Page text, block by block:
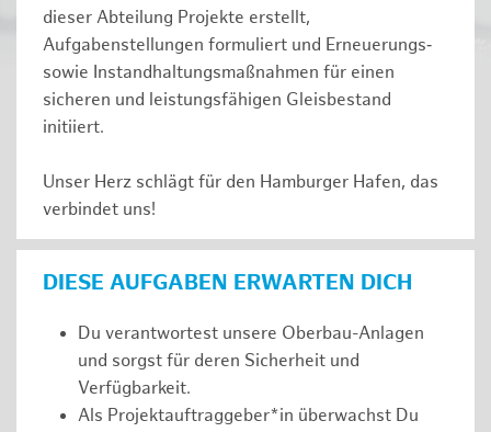
dieser Abteilung Projekte erstellt,
Aufgabenstellungen formuliert und Erneuerungs‑
sowie Instandhaltungsmaßnahmen für einen
sicheren und leistungsfähigen Gleisbestand
initiiert.
Unser Herz schlägt für den Hamburger Hafen, das
verbindet uns!
DIESE AUFGABEN ERWARTEN DICH
Du verantwortest unsere Oberbau-Anlagen
und sorgst für deren Sicherheit und
Verfügbarkeit.
Als Projektauftraggeber*in überwachst Du